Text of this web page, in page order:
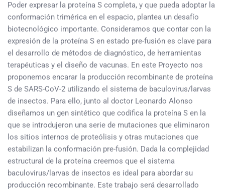
Poder expresar la proteína S completa, y que pueda adoptar la
conformación trimérica en el espacio, plantea un desafío
biotecnológico importante. Consideramos que contar con la
expresión de la proteína S en estado pre-fusión es clave para
el desarrollo de métodos de diagnóstico, de herramientas
terapéuticas y el diseño de vacunas. En este Proyecto nos
proponemos encarar la producción recombinante de proteína
S de SARS-CoV-2 utilizando el sistema de baculovirus/larvas
de insectos. Para ello, junto al doctor Leonardo Alonso
diseñamos un gen sintético que codifica la proteína S en la
que se introdujeron una serie de mutaciones que eliminaron
los sitios internos de proteólisis y otras mutaciones que
estabilizan la conformación pre-fusión. Dada la complejidad
estructural de la proteína creemos que el sistema
baculovirus/larvas de insectos es ideal para abordar su
producción recombinante. Este trabajo será desarrollado